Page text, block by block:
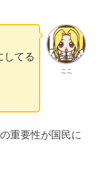
ここ
してる
重要性が国民に